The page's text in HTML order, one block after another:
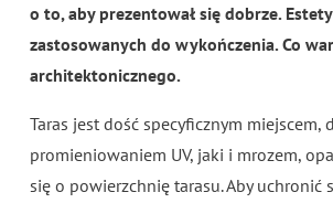
o to, aby prezentował się dobrze.
zastosowanych do wykończenia. Co
architektonicznego.
Taras jest dość specyficznym
promieniowaniem UV, jaki i mrozem,
się o powierzchnię tarasu. Aby